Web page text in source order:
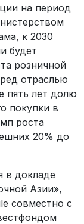
на период
к 2030
будет
розничной
отраслью
пять лет долю
покупки в
роста
20% до
в докладе
Азии»,
совместно с